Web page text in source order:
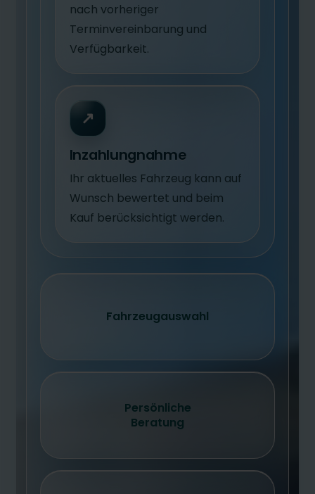
nach vorheriger
Terminvereinbarung und
Verfügbarkeit.
↗
Inzahlungnahme
Ihr aktuelles Fahrzeug kann auf
Wunsch bewertet und beim
Kauf berücksichtigt werden.
Fahrzeugauswahl
Persönliche
Beratung